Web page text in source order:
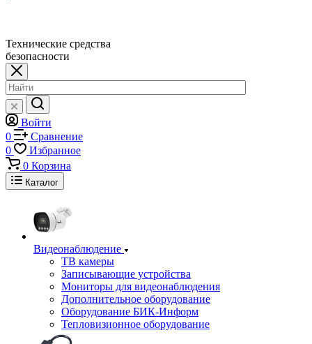
Технические средства
безопасности
Войти
0
Сравнение
0
Избранное
0 Корзина
Каталог
Видеонаблюдение
ТВ камеры
Записывающие устройства
Мониторы для видеонаблюдения
Дополнительное оборудование
Оборудование БИК-Информ
Тепловизионное оборудование